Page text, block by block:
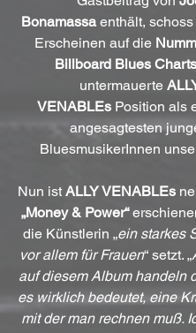
Bonamassa enthält,
Erscheinen auf die
Billboard Blues Charts
untermauerte
VENABLEs Position als
angesagtesten
BluesmusikerInnen
Nun ist ALLY VENABLEs
„Money & Power“
die Künstlerin „ein starkes
vor allem für Frauen“ setzt. „
auf diesem Album handeln
es wirklich bedeutet, eine
mit der man rechnen muß.